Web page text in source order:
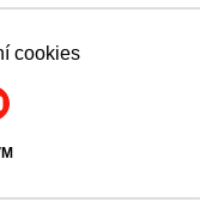
cookies